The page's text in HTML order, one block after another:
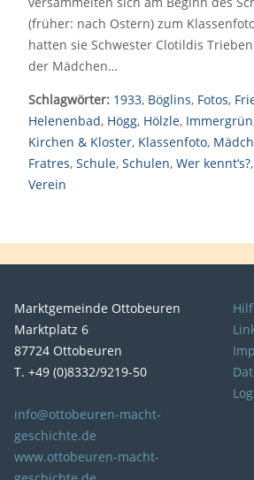
(früher: nach Ostern) zum
hatten sie Schwester Clotildis
der Mädchen…
Schlagwörter: 1933, Böglins, Fotos,
Helenenbad, Högg, Hölzle, Immergrün
Kirchen & Kloster, Klassenfoto,
Fratres, Schule, Schulen, Wer kennt‘s?,
Verein
Marktgemeinde Ottobeuren
Marktplatz 6
87724 Ottobeuren
T. +49 (0)8332/9219-50
info@ottobeuren-macht-
geschichte.de
www.ottobeuren-macht-